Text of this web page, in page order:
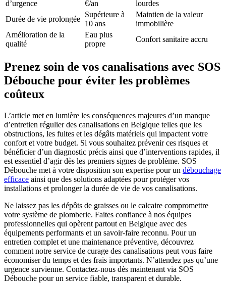
d’urgence
€/an
lourdes
Durée de vie prolongée
Supérieure à
10 ans
Maintien de la valeur
immobilière
Amélioration de la
qualité
Eau plus
propre
Confort sanitaire accru
Prenez soin de vos canalisations avec SOS
Débouche pour éviter les problèmes
coûteux
L’article met en lumière les conséquences majeures d’un manque
d’entretien régulier des canalisations en Belgique telles que les
obstructions, les fuites et les dégâts matériels qui impactent votre
confort et votre budget. Si vous souhaitez prévenir ces risques et
bénéficier d’un diagnostic précis ainsi que d’interventions rapides, il
est essentiel d’agir dès les premiers signes de problème. SOS
Débouche met à votre disposition son expertise pour un débouchage
efficace ainsi que des solutions adaptées pour protéger vos
installations et prolonger la durée de vie de vos canalisations.
Ne laissez pas les dépôts de graisses ou le calcaire compromettre
votre système de plomberie. Faites confiance à nos équipes
professionnelles qui opèrent partout en Belgique avec des
équipements performants et un savoir-faire reconnu. Pour un
entretien complet et une maintenance préventive, découvrez
comment notre service de curage des canalisations peut vous faire
économiser du temps et des frais importants. N’attendez pas qu’une
urgence survienne. Contactez-nous dès maintenant via SOS
Débouche pour un service fiable, transparent et durable.